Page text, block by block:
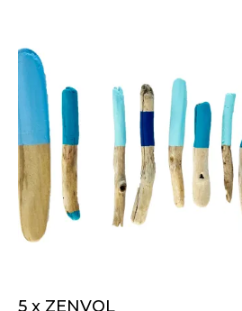
5 x ZENVOL